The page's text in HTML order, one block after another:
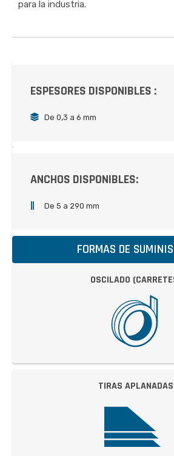
para la industria.
ESPESORES DISPONIBLES :
De 0,3 a 6 mm
ANCHOS DISPONIBLES:
De 5 a 290 mm
FORMAS DE
OSCILADO
TIRAS APLANADAS